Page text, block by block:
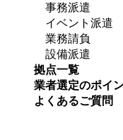
事務派遣
イベント派遣
業務請負
設備派遣
拠点一覧
業者選定のポイ
よくあるご質問